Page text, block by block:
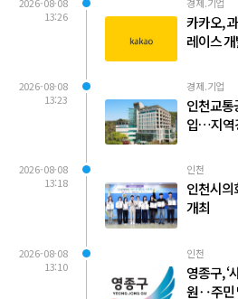
13:26
카카오,
레이스
2026-08-08
13:23
경제.기업
인천교통
입…지역
2026-08-08
13:18
인천
인천시의
개최
2026-08-08
13:10
인천
영종구, ‘
원‥주민